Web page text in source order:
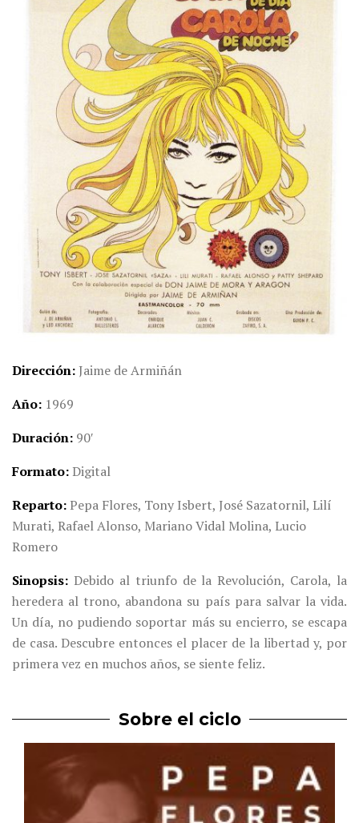
Dirección Jaime de Armiñán
Año 1969
Duración 90′
Formato Digital
Reparto Pepa Flores, Tony Isbert, José Sazatornil, Lilí
Murati, Rafael Alonso, Mariano Vidal Molina, Lucio
Romero
Sinopsis Debido al triunfo de la Revolución, Carola, la
heredera al trono, abandona su país para salvar la vida.
Un día, no pudiendo soportar más su encierro, se escapa
de casa. Descubre entonces el placer de la libertad y, por
primera vez en muchos años, se siente feliz.
Sobre el ciclo